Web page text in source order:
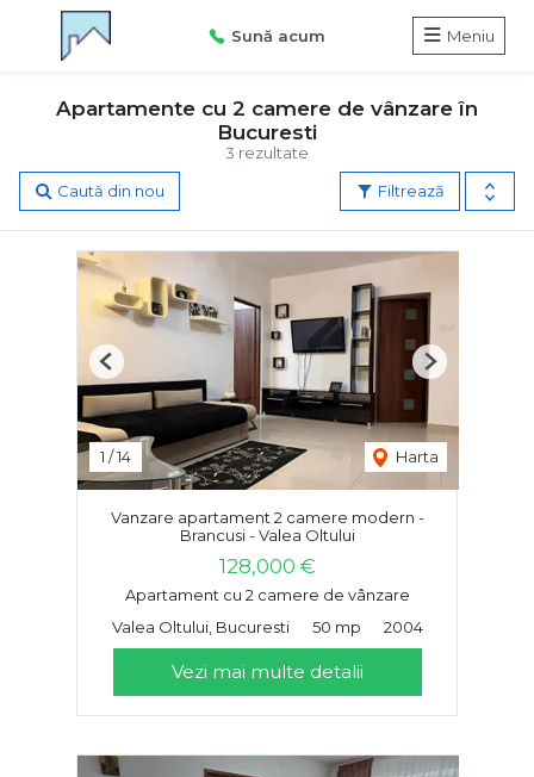
Sună acum Meniu
3 rezultate
Apartamente cu 2 camere de vânzare în
Bucuresti
Filtrează
Caută din nou
1 /14 Harta
Previous Next
Vanzare apartament 2 camere modern -
Brancusi - Valea Oltului
128,000 €
Apartament cu 2 camere de vânzare
Valea Oltului, Bucuresti
50 mp 2004
Vezi mai multe detalii